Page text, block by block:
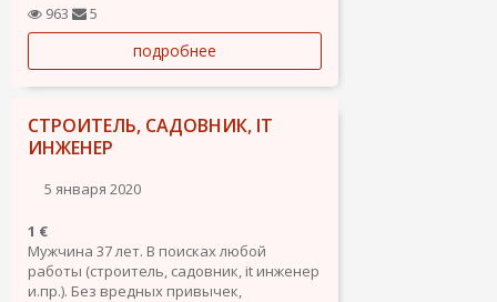
Закупка материалов для производства
и установки окон.
Доставка окон на объект. Создание
сайтов для компании. Реклама.
САМОЗАНЯТЫЙ В СФЕРЕ ОКОН И МЕБЕЛИ
963 5
подробнее
СТРОИТЕЛЬ, САДОВНИК, IT
ИНЖЕНЕР
5 января 2020
1 €
Мужчина 37 лет. В поисках любой
работы (строитель, садовник, it инженер
и.пр.). Без вредных привычек,